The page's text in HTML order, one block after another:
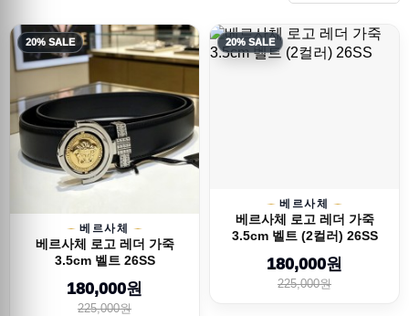
20% SALE
베르사체
베르사체 로고 레더 가죽
3.5cm 벨트 26SS
180,000원
225,000원
20% SALE
베르사체
베르사체 로고 레더 가죽
3.5cm 벨트 (2컬러) 26SS
180,000원
225,000원